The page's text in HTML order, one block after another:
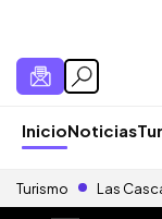
InicioNoticias
Turismo Las